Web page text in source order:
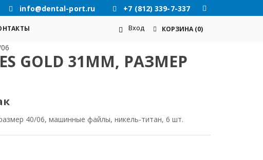
info@dental-port.ru +7 (812) 339-7-337
Вход КОРЗИНА (0)
GOLD 31ММ, РАЗМЕР
40/06, машинные файлы, никель-титан, 6 шт.